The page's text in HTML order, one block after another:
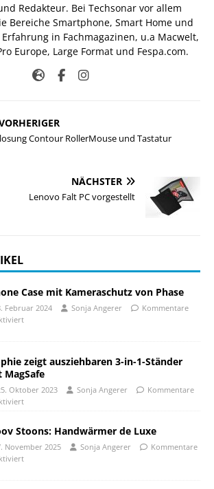
Redakteur. Bei Techsonar vor allem
Bereiche Smartphone, Smart Home und
in Fachmagazinen, u.a Macwelt,
Europe, Large Format und Fespa.com.
Contour RollerMouse und Tastatur
NÄCHSTER
Lenovo Falt PC vorgestellt
Case mit Kameraschutz von Phase
Februar 2024 Sonja Angerer
Kommentare
zeigt ausziehbaren 3-in-1-Ständer
MagSafe
Oktober 2023 Sonja Angerer
Kommentare
Stoons: Handwärmer de Luxe
November 2025 Sonja Angerer
Kommentare